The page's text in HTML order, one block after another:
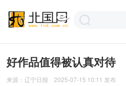
好作品值得被认真对待
来源：辽宁日报 2025-07-15 10:11 发布